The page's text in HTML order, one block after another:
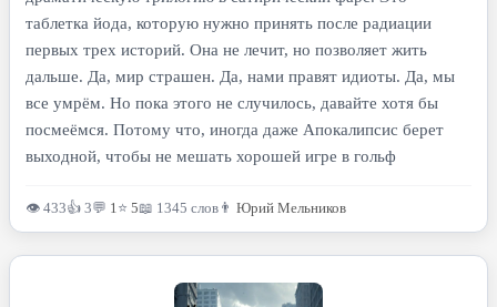
таблетка йода, которую нужно принять после радиации
первых трех историй. Она не лечит, но позволяет жить
дальше. Да, мир страшен. Да, нами правят идиоты. Да, мы
все умрём. Но пока этого не случилось, давайте хотя бы
посмеёмся. Потому что, иногда даже Апокалипсис берет
выходной, чтобы не мешать хорошей игре в гольф
👁 433👍 3💬 1⭐ 5📖 1345 слов 👨 Юрий Мельников